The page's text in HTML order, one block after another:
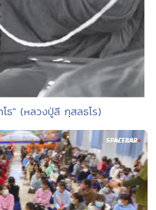
ธ" (หลวงปู่ลี กุสลธโร)